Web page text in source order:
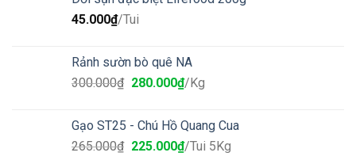
45.000₫/Tui
Rảnh sườn bò quê NA
300.000₫ 280.000₫/Kg
Gạo ST25 - Chú Hồ Quang Cua
265.000₫ 225.000₫/Tui 5Kg